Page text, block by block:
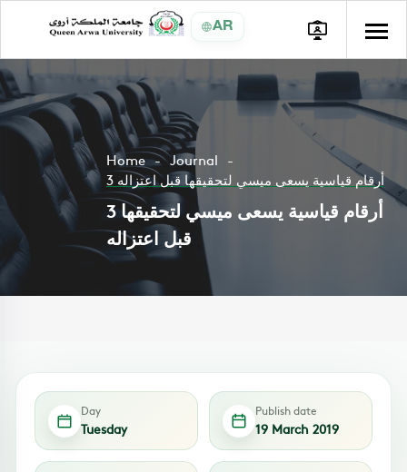
AR
Home
Journal
3 أرقام قياسية يسعى ميسي لتحقيقها قبل اعتزاله
3 أرقام قياسية يسعى ميسي لتحقيقها
قبل اعتزاله
Day
Tuesday
Publish date
19 March 2019